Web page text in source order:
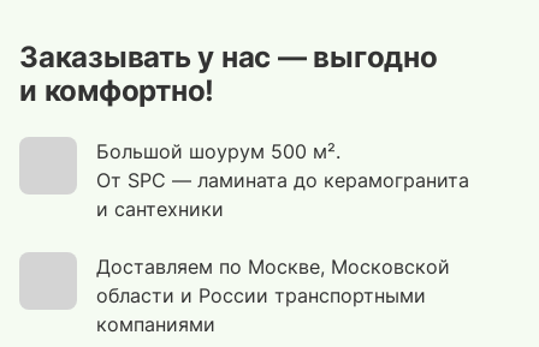
Заказывать у нас — выгодно
и комфортно!
Большой шоурум 500 м².
От SPC — ламината до керамогранита
и сантехники
Доставляем по Москве, Московской
области и России транспортными
компаниями